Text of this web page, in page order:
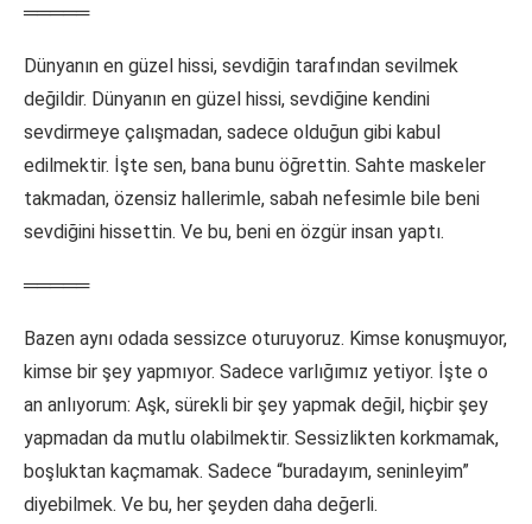
═════
Dünyanın en güzel hissi, sevdiğin tarafından sevilmek
değildir. Dünyanın en güzel hissi, sevdiğine kendini
sevdirmeye çalışmadan, sadece olduğun gibi kabul
edilmektir. İşte sen, bana bunu öğrettin. Sahte maskeler
takmadan, özensiz hallerimle, sabah nefesimle bile beni
sevdiğini hissettin. Ve bu, beni en özgür insan yaptı.
═════
Bazen aynı odada sessizce oturuyoruz. Kimse konuşmuyor,
kimse bir şey yapmıyor. Sadece varlığımız yetiyor. İşte o
an anlıyorum: Aşk, sürekli bir şey yapmak değil, hiçbir şey
yapmadan da mutlu olabilmektir. Sessizlikten korkmamak,
boşluktan kaçmamak. Sadece “buradayım, seninleyim”
diyebilmek. Ve bu, her şeyden daha değerli.